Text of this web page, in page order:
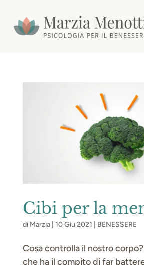
Cibi per la
di Marzia| 10 Giu 2021 BENESSERE
Cosa controlla il nostro
che ha il compito di far